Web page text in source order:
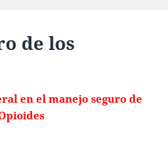
de los
en el manejo seguro de